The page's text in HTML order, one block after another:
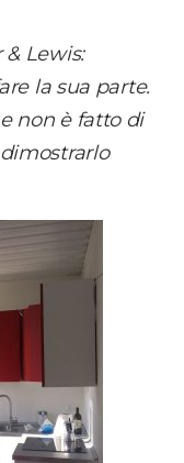
Lewis:
la sua parte.
non è fatto di